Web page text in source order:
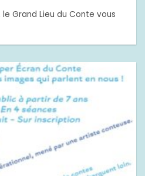
le Grand Lieu du Conte vous